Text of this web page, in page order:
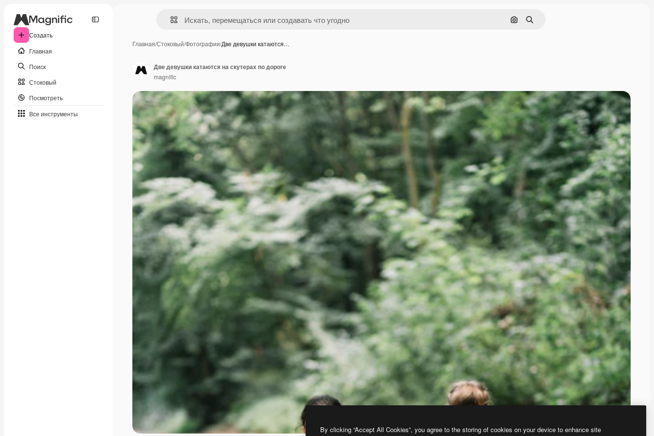
Создать
Главная
Поиск
Стоковый
Посмотреть
Все инструменты
Поиск по изображению
Поиск
Главная/Стоковый/Фотографии/Две девушки катаются…
Две девушки катаются на скутерах по дороге
magnific
By clicking “Accept All Cookies”, you agree to the storing of cookies on your device to enhance site